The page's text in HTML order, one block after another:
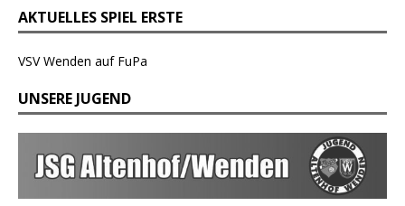
AKTUELLES SPIEL ERSTE
VSV Wenden auf FuPa
UNSERE JUGEND